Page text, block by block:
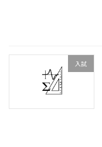
入試